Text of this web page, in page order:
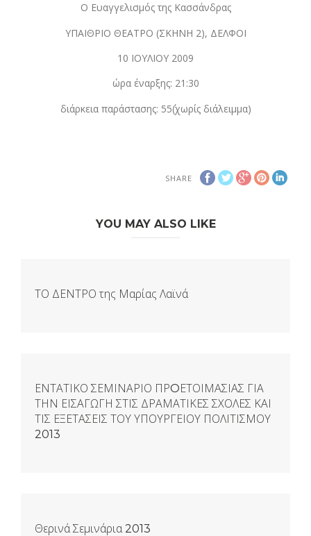
Ο Ευαγγελισμός της Κασσάνδρας
ΥΠΑΙΘΡΙΟ ΘΕΑΤΡΟ (ΣΚΗΝΗ 2), ΔΕΛΦΟΙ
10 ΙΟΥΛΙΟΥ 2009
ώρα έναρξης: 21:30
διάρκεια παράστασης: 55΄(χωρίς διάλειμμα)
SHARE
YOU MAY ALSO LIKE
ΤΟ ΔΕΝΤΡΟ της Μαρίας Λαϊνά
ΕΝΤΑΤΙΚΟ ΣΕΜΙΝΑΡΙΟ ΠΡOΕΤΟΙΜΑΣΙΑΣ ΓΙΑ
ΤΗΝ ΕΙΣΑΓΩΓΗ ΣΤΙΣ ΔΡΑΜΑΤΙΚΕΣ ΣΧΟΛΕΣ ΚΑΙ
ΤΙΣ ΕΞΕΤΑΣΕΙΣ ΤΟΥ ΥΠΟΥΡΓΕΙΟΥ ΠΟΛΙΤΙΣΜΟΥ
2013
Θερινά Σεμινάρια 2013